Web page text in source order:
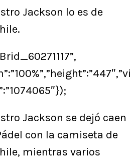
Jackson lo es de
Jackson se dejó caen
con la camiseta de
mientras varios